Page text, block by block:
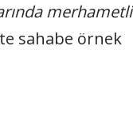
merhametli
sahabe örnek